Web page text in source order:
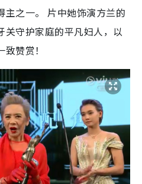
主之一。 片中她饰演方兰的
关守护家庭的平凡妇人，以
赞赏！